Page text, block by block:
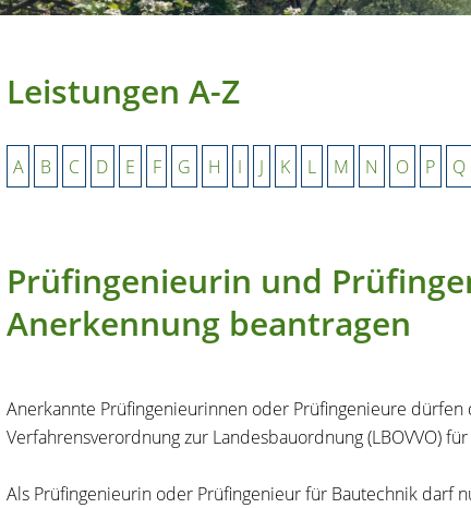
Leistungen A-Z
A B C D E F G H I J K L M N O P Q
Prüfingenieurin und
Anerkennung beantragen
Anerkannte Prüfingenieurinnen oder Prüfingenieure
Verfahrensverordnung zur Landesbauordnung (LBOVVO)
Als Prüfingenieurin oder Prüfingenieur für Bautechnik darf